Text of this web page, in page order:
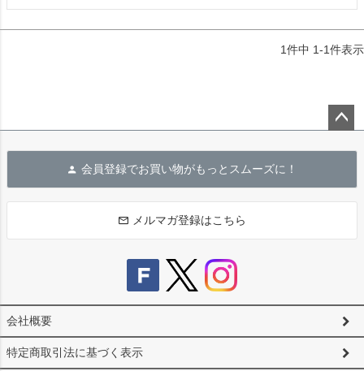
1件中 1-1件表示
へ
会員登録でお買い物がもっとスムーズに！
メルマガ登録はこちら
会社概要
特定商取引法に基づく表示